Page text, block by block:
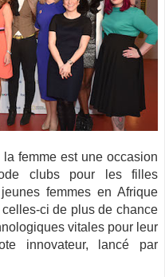
femme est une occasion
clubs pour les filles
femmes en Afrique
ci de plus de chance
vitales pour leur
innovateur, lancé par